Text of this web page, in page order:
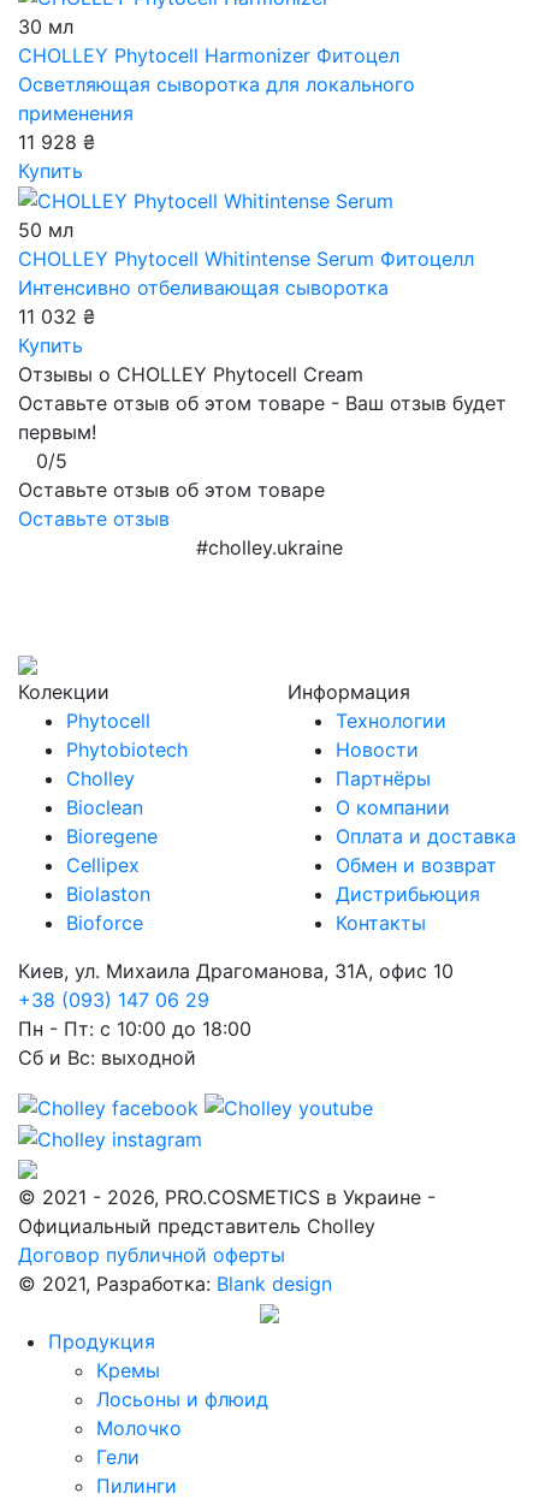
30 мл
CHOLLEY Phytocell Harmonizer Фитоцел
Осветляющая сыворотка для локального
применения
11 928 ₴
Купить
50 мл
CHOLLEY Phytocell Whitintense Serum Фитоцелл
Интенсивно отбеливающая сыворотка
11 032 ₴
Купить
Отзывы о CHOLLEY Phytocell Cream
Оставьте отзыв об этом товаре - Ваш отзыв будет
первым!
0/5
Оставьте отзыв об этом товаре
Оставьте отзыв
#cholley.ukraine
Колекции
Phytocell
Phytobiotech
Cholley
Bioclean
Bioregene
Cellipex
Biolaston
Bioforce
Информация
Технологии
Новости
Партнёры
О компании
Оплата и доставка
Обмен и возврат
Дистрибьюция
Контакты
Киев, ул. Михаила Драгоманова, 31А, офис 10
+38 (093) 147 06 29
Пн - Пт: с 10:00 до 18:00
Сб и Вс: выходной
© 2021 - 2026, PRO.COSMETICS в Украине -
Официальный представитель Cholley
Договор публичной оферты
© 2021, Разработка: Blank design
Продукция
Кремы
Лосьоны и флюид
Молочко
Гели
Пилинги